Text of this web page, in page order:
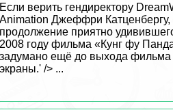
Если верить гендиректору
Animation Джеффри Катценбергу,
продолжение приятно
2008 году фильма «Кунг фу
задумано ещё до выхода фильма
экраны.' /> ...